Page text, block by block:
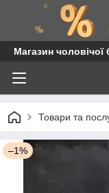
Магазин чоловічої
Товари та
–1%